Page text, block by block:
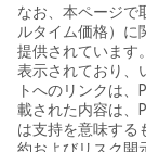
なお、本ページで
ルタイム価格）に
提供されています
表示されており、
トへのリンクは
載された内容は、
は支持を意味する
約およびリスク開